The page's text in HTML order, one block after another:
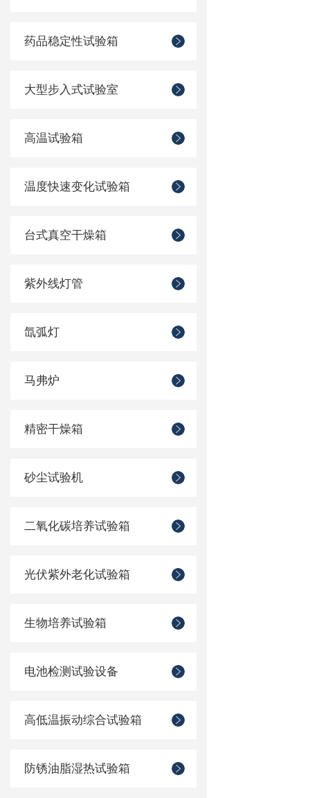
药品稳定性试验箱
大型步入式试验室
高温试验箱
温度快速变化试验箱
台式真空干燥箱
紫外线灯管
氙弧灯
马弗炉
精密干燥箱
砂尘试验机
二氧化碳培养试验箱
光伏紫外老化试验箱
生物培养试验箱
电池检测试验设备
高低温振动综合试验箱
防锈油脂湿热试验箱